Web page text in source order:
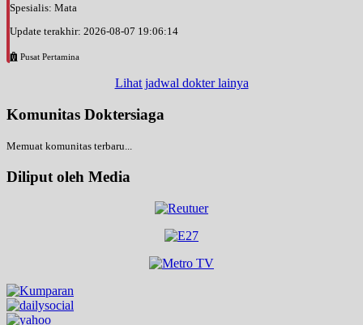
Kamis, 27/08/2026
Jam 09:00 - 12:00
Jam 13:00 - 16:00
Jam 16:00 - 18:00
EKSEKUTIF
Sabtu, 29/08/2026
Spesialis: Mata
Update terakhir: 2026-08-07 19:06:14
Pusat Pertamina
Lihat jadwal dokter lainya
Komunitas Doktersiaga
Memuat komunitas terbaru...
Diliput oleh Media